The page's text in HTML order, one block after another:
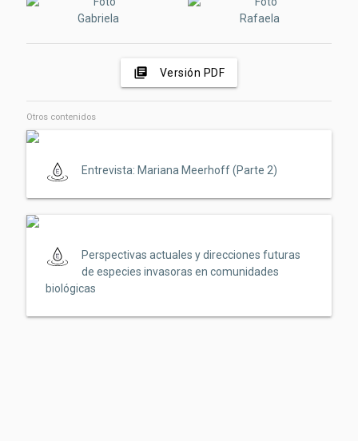
Gabriela Rafaela
library_books Versión PDF
Otros contenidos
Entrevista: Mariana Meerhoff (Parte 2)
Perspectivas actuales y direcciones futuras
de especies invasoras en comunidades
biológicas